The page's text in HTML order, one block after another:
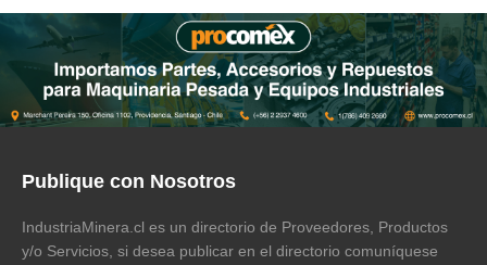
Publique con Nosotros
IndustriaMinera.cl es un directorio de Proveedores, Productos
y/o Servicios, si desea publicar en el directorio comuníquese